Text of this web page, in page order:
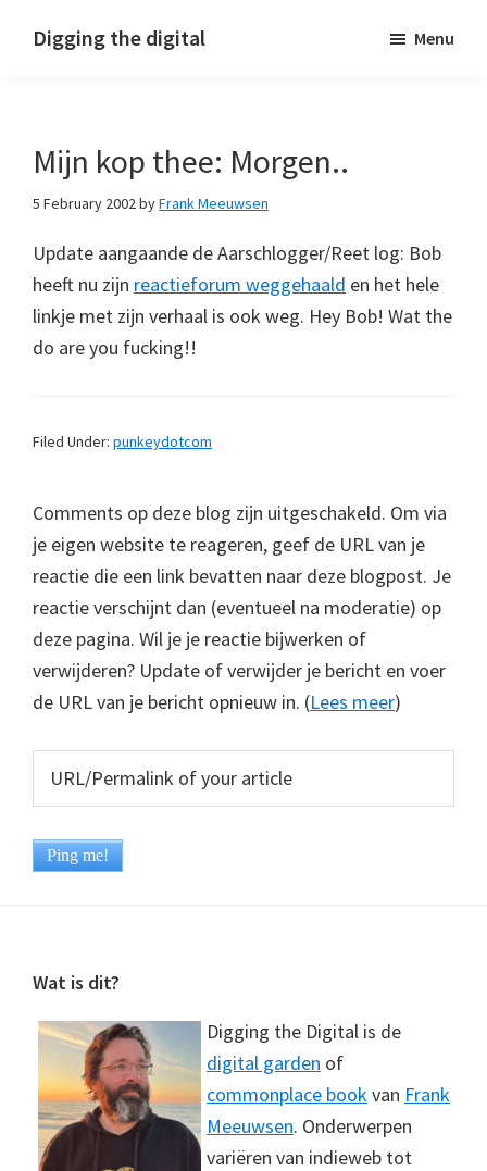
Digging the digital Menu
Mijn kop thee: Morgen..
5 February 2002byFrank Meeuwsen
Update aangaande de Aarschlogger/Reet log: Bob
heeft nu zijn reactieforum weggehaald en het hele
linkje met zijn verhaal is ook weg. Hey Bob! Wat the
do are you fucking!!
Filed Under: punkeydotcom
Comments op deze blog zijn uitgeschakeld. Om via
je eigen website te reageren, geef de URL van je
reactie die een link bevatten naar deze blogpost. Je
reactie verschijnt dan (eventueel na moderatie) op
deze pagina. Wil je je reactie bijwerken of
verwijderen? Update of verwijder je bericht en voer
de URL van je bericht opnieuw in. (Lees meer)
Footer
Wat is dit?
Digging the Digital is de
digital garden of
commonplace bookvan Frank
Meeuwsen. Onderwerpen
variëren van indieweb tot